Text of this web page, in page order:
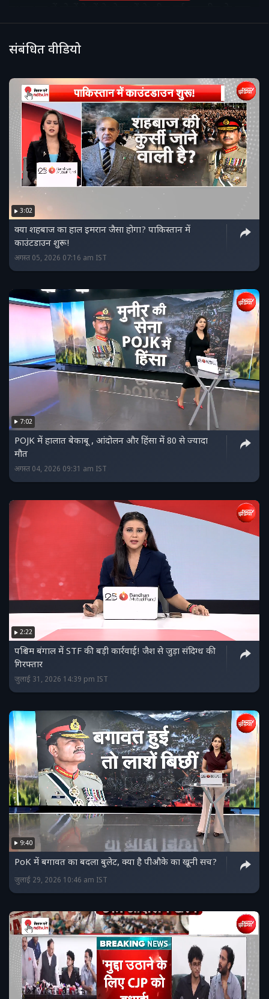
यह फैसला लिया गया. लेकिन भारत के विदेश सचिव विक्रम
मिसरी और IB मंत्रालय ने एक पोस्ट के जरिए बताया कि यह
रोल नहीं है.
संबंधित वीडियो
3:02
क्या शहबाज का हाल इमरान जैसा होगा? पाकिस्तान में
काउंटडाउन शुरू!
अगस्त 05, 2026 07:16 am IST
7:02
POJK में हालात बेकाबू , आंदोलन और हिंसा में 80 से ज्यादा
मौत
अगस्त 04, 2026 09:31 am IST
2:22
पश्चिम बंगाल में STF की बड़ी कार्रवाई! जैश से जुड़ा संदिग्ध की
गिरफ्तार
जुलाई 31, 2026 14:39 pm IST
9:40
PoK में बगावत का बदला बुलेट, क्या है पीऔके का खूनी सच?
जुलाई 29, 2026 10:46 am IST